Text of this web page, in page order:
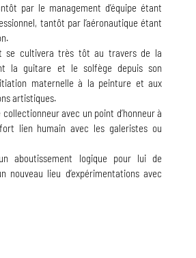
par le management d’équipe étant
tantôt par l’aéronautique étant
se cultivera très tôt au travers de la
la guitare et le solfège depuis son
maternelle à la peinture et aux
artistiques.
avec un point d’honneur à
lien humain avec les galeristes ou
un aboutissement logique pour lui de
nouveau lieu d’expérimentations avec